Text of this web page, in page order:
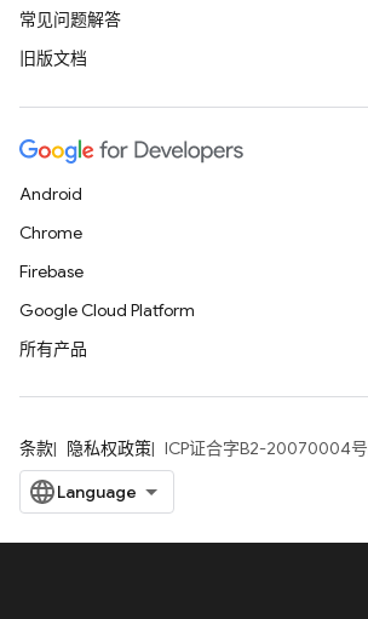
常见问题解答
旧版文档
Android
Chrome
Firebase
Google Cloud Platform
所有产品
条款 隐私权政策 ICP证合字B2-20070004号